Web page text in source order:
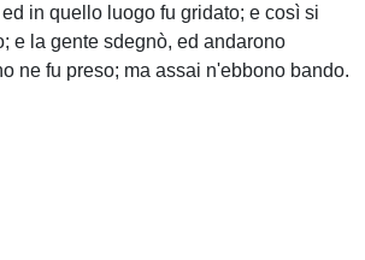
in quello luogo fu gridato; e così si
e la gente sdegnò, ed andarono
ne fu preso; ma assai n'ebbono bando.